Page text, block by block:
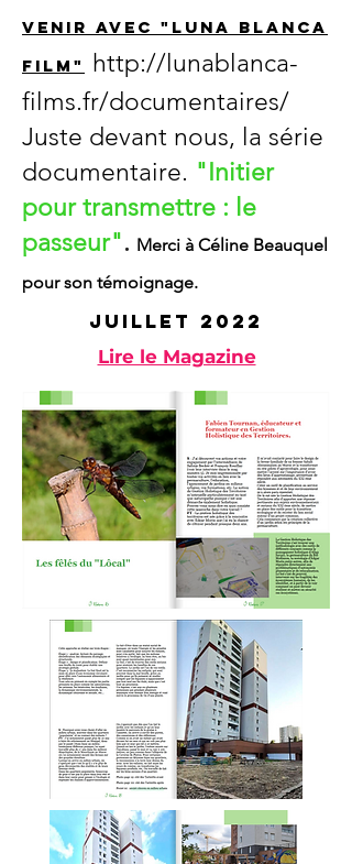
venir avec "luna blanca
film"
http://lunablanca-
films.fr/documentaires/
Juste devant nous, la série
documentaire. "Initier
pour transmettre : le
passeur". Merci à Céline Beauquel
pour son témoignage.
juillet 2022
Lire le Magazine